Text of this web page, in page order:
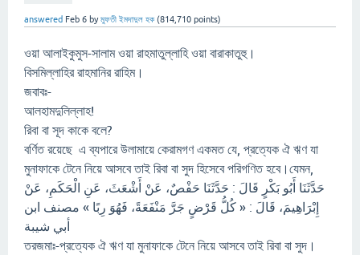
answered Feb 6 byমুফতী ইমদাদুল হক (814,710 points)
ওয়া আলাইকুমুস-সালাম ওয়া রাহমাতুল্লাহি ওয়া বারাকাতুহু।
বিসমিল্লাহির রাহমানির রাহিম।
জবাবঃ-
আলহামদুলিল্লাহ!
রিবা বা সূদ কাকে বলে?
বর্ণিত রয়েছে এ ব্যপারে উলামায়ে কেরামগণ একমত যে, প্রত্যেক ঐ ঋণ যা
মুনাফাকে টেনে নিয়ে আসবে তাই রিবা বা সুদ হিসেবে পরিগণিত হবে।যেমন,
ﺣَﺪَّﺛَﻨَﺎ ﺃَﺑُﻮ ﺑَﻜْﺮٍ ﻗَﺎﻝَ : ﺣَﺪَّﺛَﻨَﺎ ﺣَﻔْﺺٌ، ﻋَﻦْ ﺃَﺷْﻌَﺚَ، ﻋَﻦِ ﺍﻟْﺤَﻜَﻢِ، ﻋَﻦْ
ﺇِﺑْﺮَﺍﻫِﻴﻢَ، ﻗَﺎﻝَ : « ﻛُﻞُّ ﻗَﺮْﺽٍ ﺟَﺮَّ ﻣَﻨْﻔَﻌَﺔً، ﻓَﻬُﻮَ ﺭِﺑًﺎ » ﻣﺼﻨﻒ ﺍﺑﻦ
তরজমাঃ-প্রত্যেক ঐ ঋণ যা মুনাফাকে টেনে নিয়ে আসবে তাই রিবা বা সুদ।